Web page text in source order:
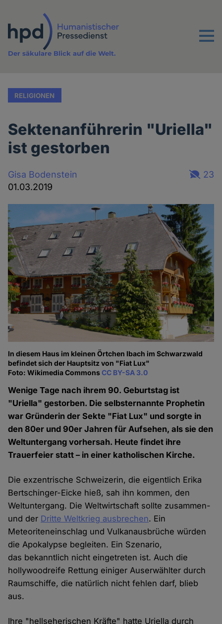
Inhalt
Menu
Der säkulare Blick auf die Welt.
RELIGIONEN
Sektenanführerin "Uriella"
ist gestorben
Gisa Bodenstein
01.03.2019
23
In diesem Haus im kleinen Örtchen Ibach im Schwarzwald
befindet sich der Hauptsitz von "Fiat Lux"
Foto: Wikimedia CommonsCC BY-SA 3.0
Wenige Tage nach ihrem 90. Geburtstag ist
"Uriella" gestorben. Die selbsternannte Prophetin
war Gründerin der Sekte "Fiat Lux" und sorgte in
den 80er und 90er Jahren für Aufsehen, als sie den
Weltuntergang vorhersah. Heute findet ihre
Trauerfeier statt – in einer katholischen Kirche.
Die exzentrische Schweizerin, die eigentlich Erika
Bertschinger-Eicke hieß, sah ihn kommen, den
Weltuntergang. Die Weltwirtschaft sollte zusammen-
und der Dritte Weltkrieg ausbrechen. Ein
Meteoriteneinschlag und Vulkanausbrüche würden
die Apokalypse begleiten. Ein Szenario,
das bekanntlich nicht eingetreten ist. Auch die
hollywoodreife Rettung einiger Auserwählter durch
Raumschiffe, die natürlich nicht fehlen darf, blieb
aus.
Ihre "hellseherischen Kräfte" hatte Uriella durch